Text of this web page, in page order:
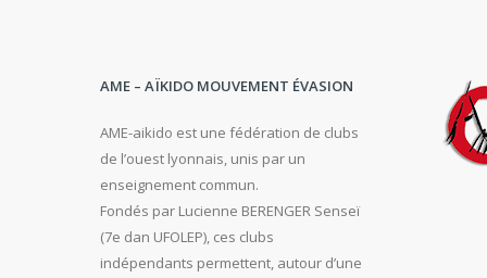
AME – AÏKIDO MOUVEMENT ÉVASION
AME-aikido est une fédération de clubs
de l’ouest lyonnais, unis par un
enseignement commun.
Fondés par Lucienne BERENGER Senseï
(7e dan UFOLEP), ces clubs
indépendants permettent, autour d’une